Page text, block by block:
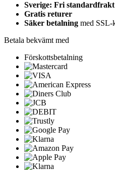
Sverige: Fri standardfrakt
Gratis returer
Säker betalning med SSL-
Betala bekvämt med
Förskottsbetalning